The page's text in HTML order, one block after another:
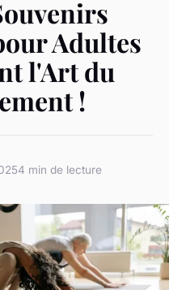
Adultes
l'Art du
!
4 min de lecture